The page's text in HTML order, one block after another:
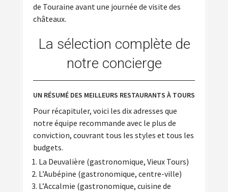
de Touraine avant une journée de visite des
châteaux.
La sélection complète de
notre concierge
UN RÉSUMÉ DES MEILLEURS RESTAURANTS À TOURS
Pour récapituler, voici les dix adresses que
notre équipe recommande avec le plus de
conviction, couvrant tous les styles et tous les
budgets.
La Deuvalière (gastronomique, Vieux Tours)
L’Aubépine (gastronomique, centre-ville)
L’Accalmie (gastronomique, cuisine de